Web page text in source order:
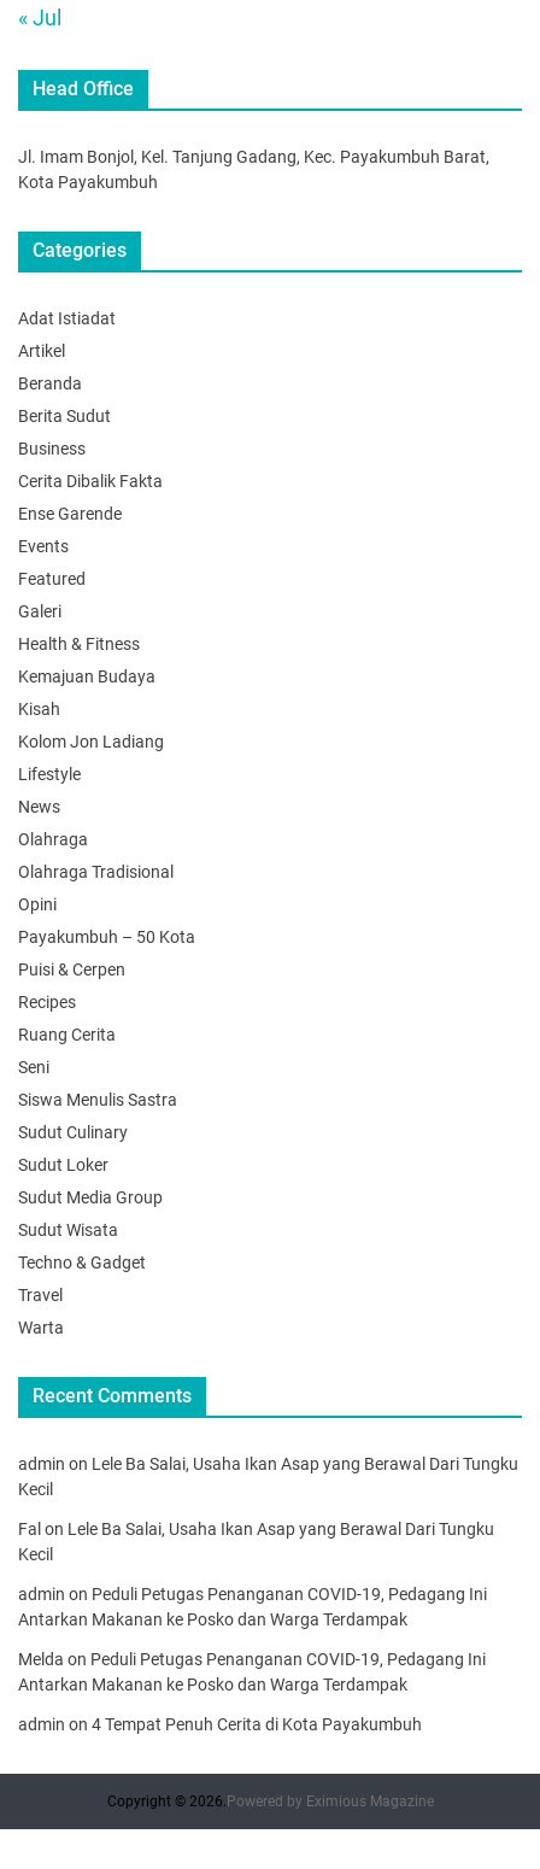
« Jul
Head Office
Jl. Imam Bonjol, Kel. Tanjung Gadang, Kec. Payakumbuh Barat,
Kota Payakumbuh
Categories
Adat Istiadat
Artikel
Beranda
Berita Sudut
Business
Cerita Dibalik Fakta
Ense Garende
Events
Featured
Galeri
Health & Fitness
Kemajuan Budaya
Kisah
Kolom Jon Ladiang
Lifestyle
News
Olahraga
Olahraga Tradisional
Opini
Payakumbuh – 50 Kota
Puisi & Cerpen
Recipes
Ruang Cerita
Seni
Siswa Menulis Sastra
Sudut Culinary
Sudut Loker
Sudut Media Group
Sudut Wisata
Techno & Gadget
Travel
Warta
Recent Comments
admin on Lele Ba Salai, Usaha Ikan Asap yang Berawal Dari Tungku
Kecil
Fal on Lele Ba Salai, Usaha Ikan Asap yang Berawal Dari Tungku
Kecil
admin on Peduli Petugas Penanganan COVID-19, Pedagang Ini
Antarkan Makanan ke Posko dan Warga Terdampak
Melda on Peduli Petugas Penanganan COVID-19, Pedagang Ini
Antarkan Makanan ke Posko dan Warga Terdampak
admin on 4 Tempat Penuh Cerita di Kota Payakumbuh
Copyright © 2026. Powered by Eximious Magazine